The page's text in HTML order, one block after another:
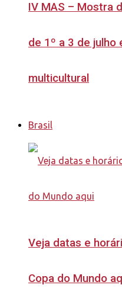
IV MAS – Mostra
de 1º a 3 de julho
multicultural
Brasil
Veja datas e
Copa do Mundo